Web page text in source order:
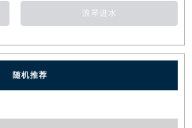
浪琴进水
随机推荐